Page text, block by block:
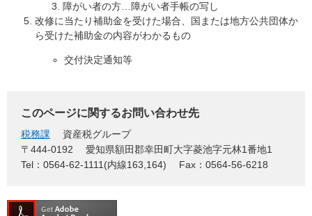
障がい者の方…障がい者手帳の写し
改修に当たり補助金を受けた場合、国または地方公共団体か
ら受けた補助金の内容がわかるもの
交付決定通知等
このページに関するお問い合わせ先
税務課
資産税グループ
〒444-0192
愛知県額田郡幸田町大字菱池字元林1番地1
Tel：0564-62-1111(内線163,164)
Fax：0564-56-6218